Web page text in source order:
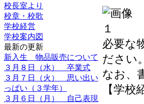
校長室より
校章・校歌
学校経営
学校案内図
最新の更新
新入生 物品販売について
３月８日（水） 卒業式
３月７日（火） 思い出い
っぱい（３学年）
３月６日（月） 自己表現
必要な
ださい
なお、
【学校